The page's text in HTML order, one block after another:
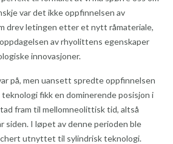
var det ikke oppfinnelsen av
drev letingen etter et nytt råmateriale,
av rhyolittens egenskaper
innovasjoner.
på, men uansett spredte oppfinnelsen
fikk en dominerende posisjon i
fram til mellomneolittisk tid, altså
siden. I løpet av denne perioden ble
utnyttet til sylindrisk teknologi.